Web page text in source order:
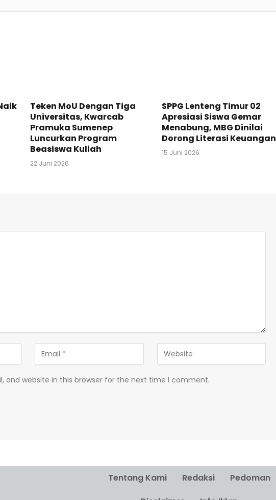
Teken MoU Dengan Tiga
Universitas, Kwarcab
Pramuka Sumenep
Luncurkan Program
Beasiswa Kuliah
22 Juni 2026
SPPG Lenteng Timur 02
Apresiasi Siswa Gemar
Menabung, MBG Dinilai
Dorong Literasi Keuangan
15 Juni 2026
and website in this browser for the next time I comment.
Tentang Kami Redaksi
Pedoman